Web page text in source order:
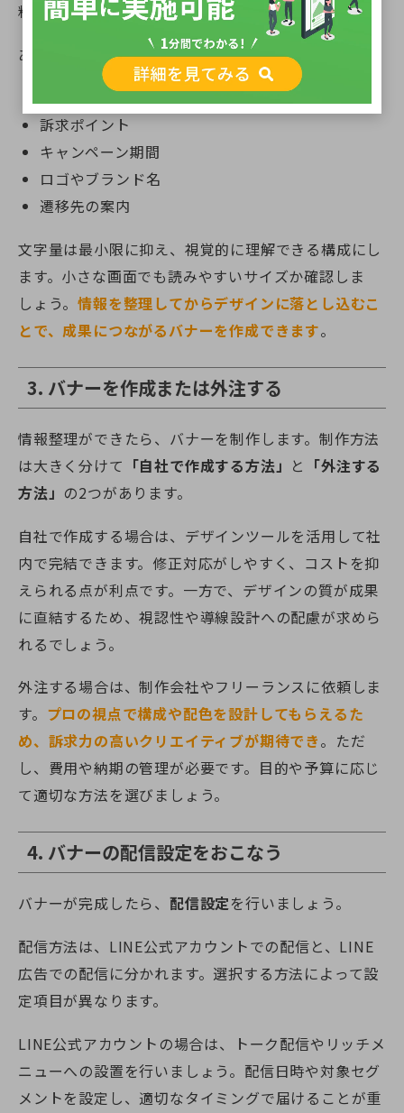
料」など、行動を促すメッセージを明確にします。
あわせて、掲載する要素を洗い出します。
キャッチコピー
訴求ポイント
キャンペーン期間
ロゴやブランド名
遷移先の案内
文字量は最小限に抑え、視覚的に理解できる構成にし
ます。小さな画面でも読みやすいサイズか確認しま
しょう。情報を整理してからデザインに落とし込むこ
とで、成果につながるバナーを作成できます。
3. バナーを作成または外注する
情報整理ができたら、バナーを制作します。制作方法
は大きく分けて 「自社で作成する方法」 と 「外注する
方法」 の2つがあります。
自社で作成する場合は、デザインツールを活用して社
内で完結できます。修正対応がしやすく、コストを抑
えられる点が利点です。一方で、デザインの質が成果
に直結するため、視認性や導線設計への配慮が求めら
れるでしょう。
外注する場合は、制作会社やフリーランスに依頼しま
す。 プロの視点で構成や配色を設計してもらえるた
め、訴求力の高いクリエイティブが期待でき。ただ
し、費用や納期の管理が必要です。目的や予算に応じ
て適切な方法を選びましょう。
4. バナーの配信設定をおこなう
バナーが完成したら、 配信設定を行いましょう。
配信方法は、LINE公式アカウントでの配信と、LINE
広告での配信に分かれます。選択する方法によって設
定項目が異なります。
LINE公式アカウントの場合は、トーク配信やリッチメ
ニューへの設置を行いましょう。配信日時や対象セグ
メントを設定し、適切なタイミングで届けることが重